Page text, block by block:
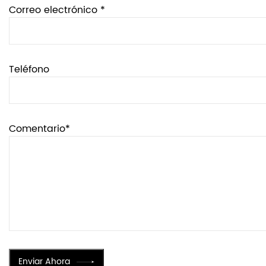
Correo electrónico *
Teléfono
Comentario*
Enviar Ahora